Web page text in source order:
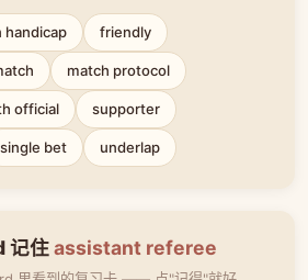
handicap friendly
match protocol
official supporter
single bet underlap
记住assistant referee